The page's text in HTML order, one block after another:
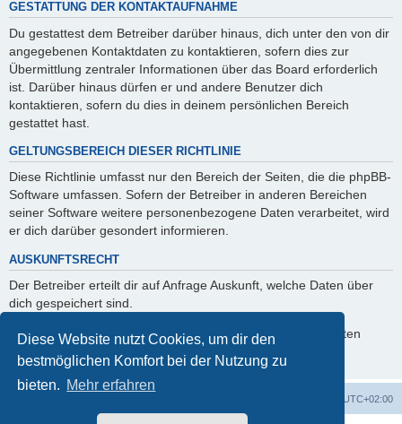
Diese Website nutzt Cookies, um dir den
bestmöglichen Komfort bei der Nutzung zu
bieten. Mehr erfahren
GESTATTUNG DER KONTAKTAUFNAHME
Du gestattest dem Betreiber darüber hinaus, dich unter den von dir
angegebenen Kontaktdaten zu kontaktieren, sofern dies zur
Übermittlung zentraler Informationen über das Board erforderlich
ist. Darüber hinaus dürfen er und andere Benutzer dich
kontaktieren, sofern du dies in deinem persönlichen Bereich
gestattet hast.
GELTUNGSBEREICH DIESER RICHTLINIE
Diese Richtlinie umfasst nur den Bereich der Seiten, die die phpBB-
Software umfassen. Sofern der Betreiber in anderen Bereichen
seiner Software weitere personenbezogene Daten verarbeitet, wird
er dich darüber gesondert informieren.
AUSKUNFTSRECHT
Der Betreiber erteilt dir auf Anfrage Auskunft, welche Daten über
dich gespeichert sind.
Du kannst jederzeit die Löschung bzw. Sperrung deiner Daten
verlangen. Kontaktiere hierzu bitte den Betreiber.
UTC+02:00